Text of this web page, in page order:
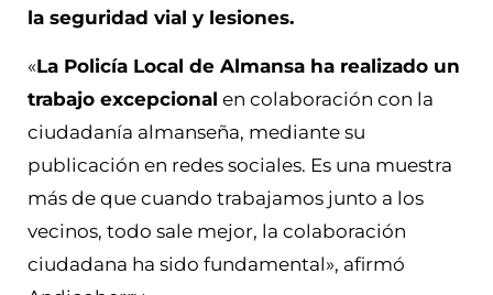
la seguridad vial y lesiones.
«La Policía Local de Almansa ha realizado un
trabajo excepcional en colaboración con la
ciudadanía almanseña, mediante su
publicación en redes sociales. Es una muestra
más de que cuando trabajamos junto a los
vecinos, todo sale mejor, la colaboración
ciudadana ha sido fundamental», afirmó